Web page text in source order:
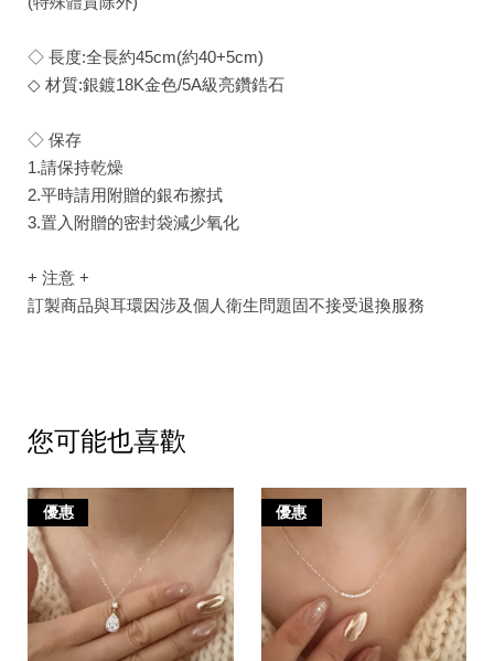
◇ 長度:全長約45cm(約40+5cm)
◇ 材質:銀鍍18K金色/5A級亮鑽鋯石
◇ 保存
1.請保持乾燥
2.平時請用附贈的銀布擦拭
3.置入附贈的密封袋減少氧化
+ 注意 +
訂製商品與耳環因涉及個人衛生問題固不接受退換服務
您可能也喜歡
優惠 優惠